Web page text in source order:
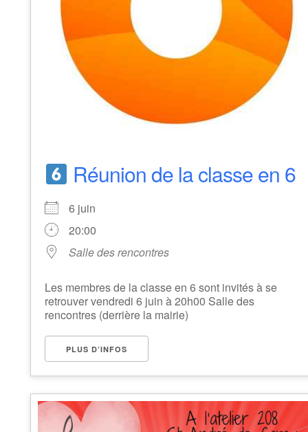
Réunion de la classe en 6
6 juin
20:00
Salle des rencontres
Les membres de la classe en 6 sont invités à se
retrouver vendredi 6 juin à 20h00 Salle des
rencontres (derrière la mairie)
PLUS D’INFOS